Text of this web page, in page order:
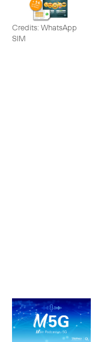
Credits: WhatsApp
SIM